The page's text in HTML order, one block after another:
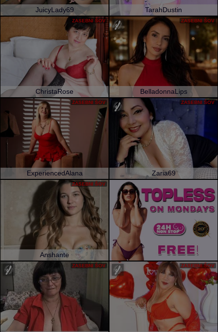
JuicyLady69 TarahDustin
ChristaRose
ZASEBNI ŠOV
BelladonnaLips
ZASEBNI ŠOV
ExperiencedAlana
ZASEBNI ŠOV
Zaria69
ZASEBNI ŠOV
Anshante
ZASEBNI ŠOV
ZASEBNI ŠOV ZASEBNI ŠOV